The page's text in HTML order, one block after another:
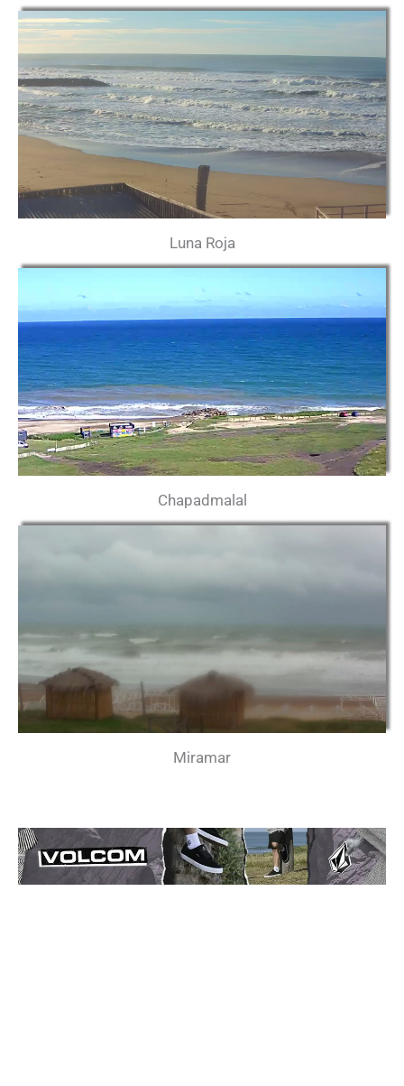
Luna Roja
Chapadmalal
Miramar